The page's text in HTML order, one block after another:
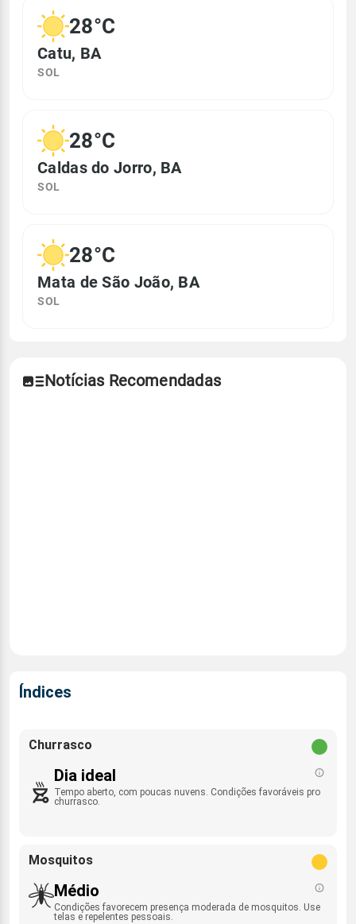
28°C
Catu, BA
SOL
28°C
Caldas do Jorro, BA
SOL
28°C
Mata de São João, BA
SOL
Notícias Recomendadas
Índices
Churrasco
Dia ideal
Tempo aberto, com poucas nuvens. Condições favoráveis pro
churrasco.
Mosquitos
Médio
Condições favorecem presença moderada de mosquitos. Use
telas e repelentes pessoais.